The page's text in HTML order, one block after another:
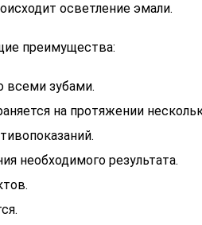
осветление эмали.
преимущества:
всеми зубами.
на протяжении
необходимого результата.